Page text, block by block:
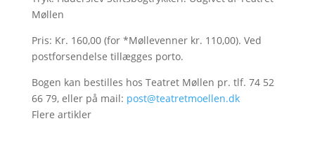
Møllen
Pris: Kr. 160,00 (for *Møllevenner kr. 110,00). Ved
postforsendelse tillægges porto.
Bogen kan bestilles hos Teatret Møllen pr. tlf. 74 52
66 79, eller på mail: post@teatretmoellen.dk
Flere artikler